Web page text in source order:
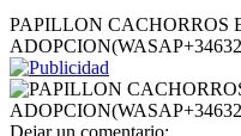
PAPILLON CACHORROS
Dejar un comentario: